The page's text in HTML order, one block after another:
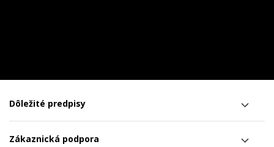
Dôležité predpisy
Zákaznická podpora